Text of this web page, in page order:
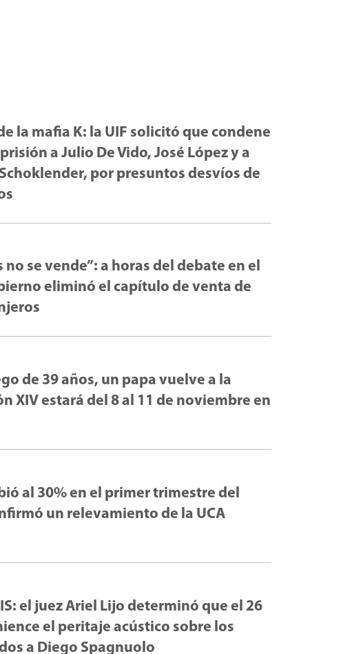
la mafia K: la UIF solicitó que condene
a Julio De Vido, José López y a
por presuntos desvíos de
no se vende”: a horas del debate en el
eliminó el capítulo de venta de
de 39 años, un papa vuelve a la
XIV estará del 8 al 11 de noviembre en
al 30% en el primer trimestre del
un relevamiento de la UCA
el juez Ariel Lijo determinó que el 26
el peritaje acústico sobre los
a Diego Spagnuolo